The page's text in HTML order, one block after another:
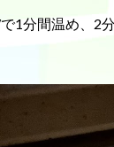
1分間温め、2